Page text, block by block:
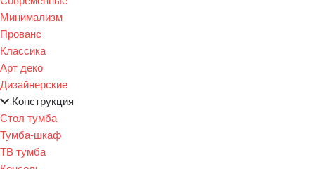
Минимализм
Прованс
Классика
Арт деко
Дизайнерские
Конструкция
Стол тумба
Тумба-шкаф
ТВ тумба